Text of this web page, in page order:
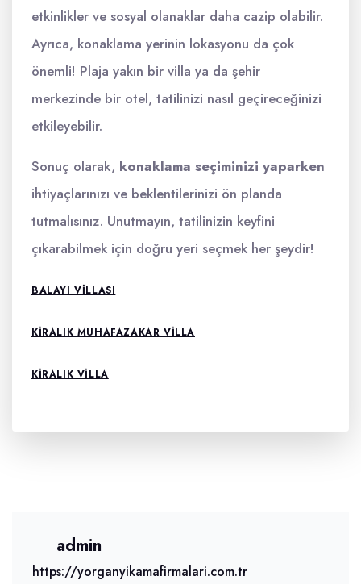
etkinlikler ve sosyal olanaklar daha cazip olabilir.
Ayrıca, konaklama yerinin lokasyonu da çok
önemli! Plaja yakın bir villa ya da şehir
merkezinde bir otel, tatilinizi nasıl geçireceğinizi
etkileyebilir.
Sonuç olarak, konaklama seçiminizi yaparken
ihtiyaçlarınızı ve beklentilerinizi ön planda
tutmalısınız. Unutmayın, tatilinizin keyfini
çıkarabilmek için doğru yeri seçmek her şeydir!
BALAYI VILLASI
KIRALIK MUHAFAZAKAR VILLA
KIRALIK VILLA
admin
https://yorganyikamafirmalari.com.tr